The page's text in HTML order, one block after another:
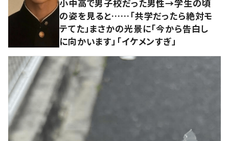
小中高で男子校だった男性→学生の頃
の姿を見ると……「共学だったら絶対モ
テてた」まさかの光景に「今から告白し
に向かいます」「イケメンすぎ」